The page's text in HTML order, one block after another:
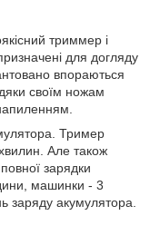
триммер і
для догляду
впораються
своїм ножам
Тример
Але також
зарядки
машинки - 3
заряду акумулятора.